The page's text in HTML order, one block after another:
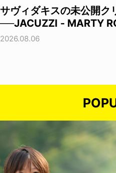
サヴィダキスの未公開ク
──JACUZZI - MARTY
2026.08.06